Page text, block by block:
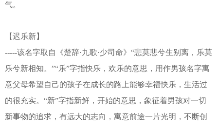
气。
【迟乐新】
-----该名字取自《楚辞·九歌·少司命》“悲莫悲兮生别离，乐莫
乐兮新相知。”“乐”字指快乐，欢乐的意思，用作男孩名字寓
意父母希望自己的孩子在成长的路上能够幸福快乐，生活过
的很充实。“新”字指新鲜，开始的意思，象征着男孩对一切
新事物的追求，有远大的志向，寓意前途一片光明，不断创